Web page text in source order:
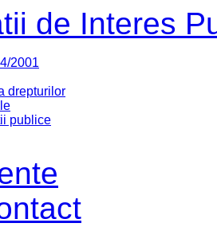
de Interes
2001
drepturilor
publice